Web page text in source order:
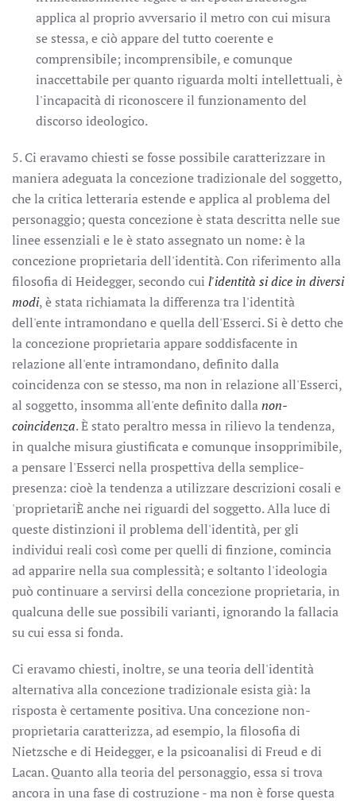
applica al proprio avversario il metro con cui misura
se stessa, e ciò appare del tutto coerente e
comprensibile; incomprensibile, e comunque
inaccettabile per quanto riguarda molti intellettuali, è
l'incapacità di riconoscere il funzionamento del
discorso ideologico.
5. Ci eravamo chiesti se fosse possibile caratterizzare in
maniera adeguata la concezione tradizionale del soggetto,
che la critica letteraria estende e applica al problema del
personaggio; questa concezione è stata descritta nelle sue
linee essenziali e le è stato assegnato un nome: è la
concezione proprietaria dell'identità. Con riferimento alla
filosofia di Heidegger, secondo cui l'identità si dice in diversi
modi, è stata richiamata la differenza tra l'identità
dell'ente intramondano e quella dell'Esserci. Si è detto che
la concezione proprietaria appare soddisfacente in
relazione all'ente intramondano, definito dalla
coincidenza con se stesso, ma non in relazione all'Esserci,
al soggetto, insomma all'ente definito dallanon-
coincidenza. È stato peraltro messa in rilievo la tendenza,
in qualche misura giustificata e comunque insopprimibile,
a pensare l'Esserci nella prospettiva della semplice-
presenza: cioè la tendenza a utilizzare descrizioni cosali e
'proprietariÈ anche nei riguardi del soggetto. Alla luce di
queste distinzioni il problema dell'identità, per gli
individui reali così come per quelli di finzione, comincia
ad apparire nella sua complessità; e soltanto l'ideologia
può continuare a servirsi della concezione proprietaria, in
qualcuna delle sue possibili varianti, ignorando la fallacia
su cui essa si fonda.
Ci eravamo chiesti, inoltre, se una teoria dell'identità
alternativa alla concezione tradizionale esista già: la
risposta è certamente positiva. Una concezione non-
proprietaria caratterizza, ad esempio, la filosofia di
Nietzsche e di Heidegger, e la psicoanalisi di Freud e di
Lacan. Quanto alla teoria del personaggio, essa si trova
ancora in una fase di costruzione - ma non è forse questa